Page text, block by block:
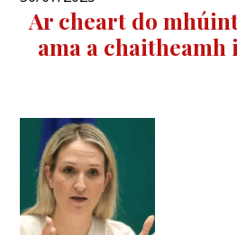
Ar cheart do
ama a chaitheamh